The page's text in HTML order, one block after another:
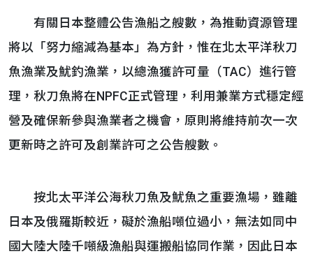
有關日本整體公告漁船之艘數，為推動資源管理
將以「努力縮減為基本」為方針，惟在北太平洋秋刀
魚漁業及魷釣漁業，以總漁獲許可量（TAC）進行管
理，秋刀魚將在NPFC正式管理，利用兼業方式穩定經
營及確保新參與漁業者之機會，原則將維持前次一次
更新時之許可及創業許可之公告艘數。
按北太平洋公海秋刀魚及魷魚之重要漁場，雖離
日本及俄羅斯較近，礙於漁船噸位過小，無法如同中
國大陸大陸千噸級漁船與運搬船協同作業，因此日本